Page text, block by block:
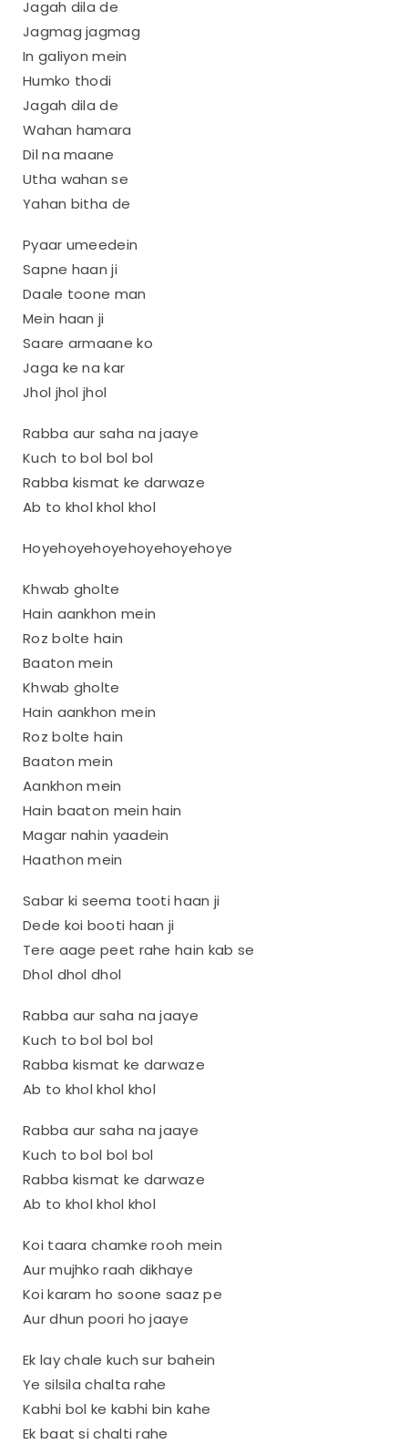
Jagah dila de
Jagmag jagmag
In galiyon mein
Humko thodi
Jagah dila de
Wahan hamara
Dil na maane
Utha wahan se
Yahan bitha de
Pyaar umeedein
Sapne haan ji
Daale toone man
Mein haan ji
Saare armaane ko
Jaga ke na kar
Jhol jhol jhol
Rabba aur saha na jaaye
Kuch to bol bol bol
Rabba kismat ke darwaze
Ab to khol khol khol
Hoyehoyehoyehoyehoyehoye
Khwab gholte
Hain aankhon mein
Roz bolte hain
Baaton mein
Khwab gholte
Hain aankhon mein
Roz bolte hain
Baaton mein
Aankhon mein
Hain baaton mein hain
Magar nahin yaadein
Haathon mein
Sabar ki seema tooti haan ji
Dede koi booti haan ji
Tere aage peet rahe hain kab se
Dhol dhol dhol
Rabba aur saha na jaaye
Kuch to bol bol bol
Rabba kismat ke darwaze
Ab to khol khol khol
Rabba aur saha na jaaye
Kuch to bol bol bol
Rabba kismat ke darwaze
Ab to khol khol khol
Koi taara chamke rooh mein
Aur mujhko raah dikhaye
Koi karam ho soone saaz pe
Aur dhun poori ho jaaye
Ek lay chale kuch sur bahein
Ye silsila chalta rahe
Kabhi bol ke kabhi bin kahe
Ek baat si chalti rahe